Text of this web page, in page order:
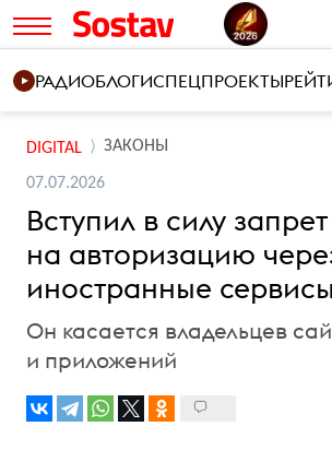
РАДИОБЛОГИСПЕЦПРОЕКТЫ
DIGITAL ЗАКОНЫ
07.07.2026
Вступил в силу запрет
на авторизацию
иностранные
Он касается владельцев
и приложений